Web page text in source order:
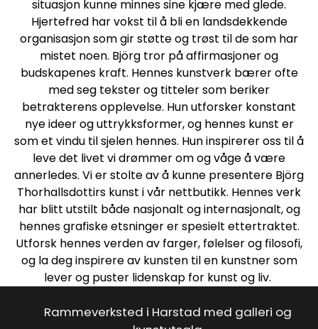
situasjon kunne minnes sine kjære med glede.
Hjertefred har vokst til å bli en landsdekkende
organisasjon som gir støtte og trøst til de som har
mistet noen. Björg tror på affirmasjoner og
budskapenes kraft. Hennes kunstverk bærer ofte
med seg tekster og titteler som beriker
betrakterens opplevelse. Hun utforsker konstant
nye ideer og uttrykksformer, og hennes kunst er
som et vindu til sjelen hennes. Hun inspirerer oss til å
leve det livet vi drømmer om og våge å være
annerledes. Vi er stolte av å kunne presentere Björg
Thorhallsdottirs kunst i vår nettbutikk. Hennes verk
har blitt utstilt både nasjonalt og internasjonalt, og
hennes grafiske etsninger er spesielt ettertraktet.
Utforsk hennes verden av farger, følelser og filosofi,
og la deg inspirere av kunsten til en kunstner som
lever og puster lidenskap for kunst og liv.
Rammeverksted i Harstad med galleri og